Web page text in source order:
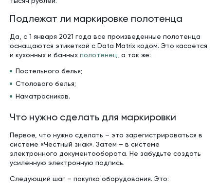
Подлежат ли маркировке полотенца
Да, с 1 января 2021 года все произведенные полотенца
оснащаются этикеткой с Data Matrix кодом. Это касается
и кухонных и банных полотенец , а так же:
Постельного белья;
Столового белья;
Наматрасников.
Что нужно сделать для маркировки
Первое, что нужно сделать – это зарегистрироваться в
системе «Честный знак». Затем – в системе
электронного документооборота. Не забудьте создать
усиленную электронную подпись.
Следующий шаг – покупка оборудования. Это: